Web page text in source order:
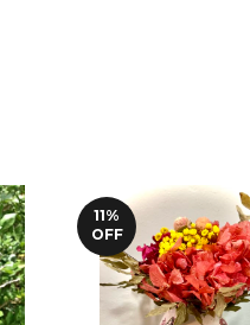
11%
OFF